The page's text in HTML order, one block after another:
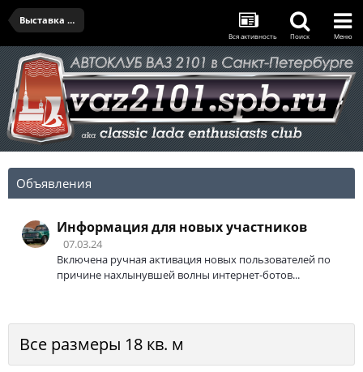
Выставка "Куплю гараж" в Севкабеле - 03.08.2024
Вся активность Поиск Меню
Объявления
Информация для новых участников
07.03.24
Включена ручная активация новых пользователей по
причине нахлынувшей волны интернет-ботов...
Все размеры 18 кв. м